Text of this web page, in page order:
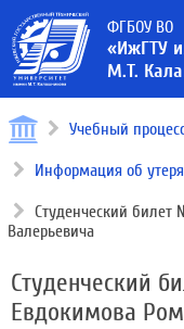
ФГБОУ ВО
«ИжГТУ
М.Т.
Учебный
Информация об
Студенческий
Валерьевича
Студенческий
Евдокимова